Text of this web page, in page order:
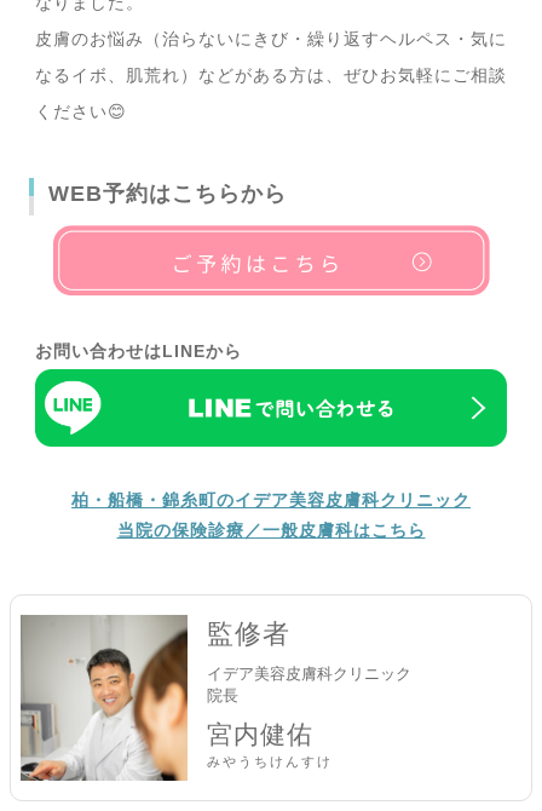
皮膚のお悩み（治らないにきび・繰り返すヘルペス・気に
なるイボ、肌荒れ）などがある方は、ぜひお気軽にご相談
ください😊
WEB予約はこちらから
お問い合わせはLINEから
柏・船橋・錦糸町のイデア美容皮膚科クリニック
当院の保険診療／一般皮膚科はこちら
監修者
イデア美容皮膚科クリニック
院長
宮内健佑
みやうちけんすけ